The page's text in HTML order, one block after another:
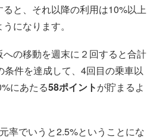
と、それ以降の利用は10%以上
になります。
の移動を週末に２回すると合計
件を達成して、4回目の乗車以
にあたる58ポイントが貯まるよ
率でいうと2.5%ということにな